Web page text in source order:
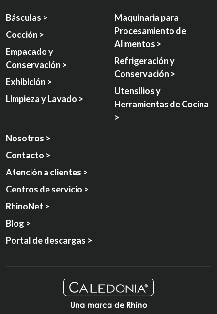
Básculas >
Cocción >
Empacado y
Conservación >
Exhibición >
Limpieza y Lavado >
Maquinaria para
Procesamiento de
Alimentos >
Refrigeración y
Conservación >
Utensilios y
Herramientas de Cocina
>
Nosotros >
Contacto >
Atención a clientes >
Centros de servicio >
RhinoNet >
Blog >
Portal de descargas >
Una marca de Rhino